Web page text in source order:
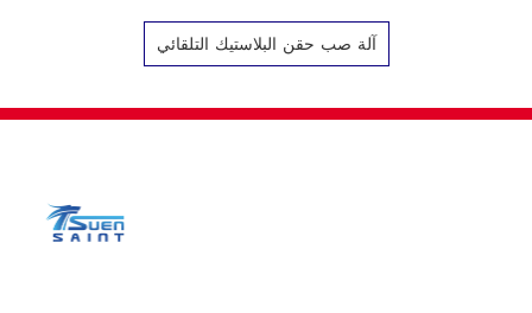
آلة صب حقن البلاستيك التلقائي